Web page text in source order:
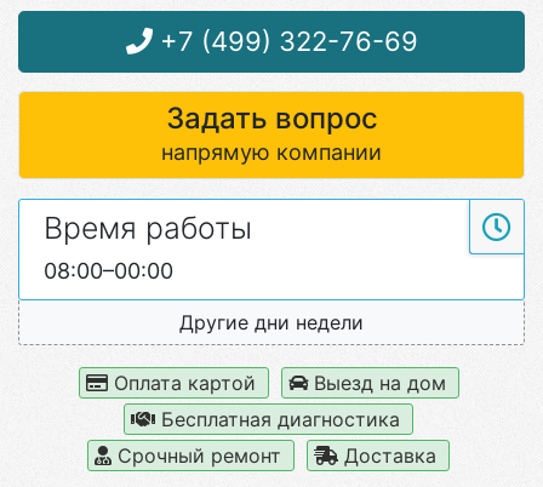
+7 (499) 322-76-69
Задать вопрос
напрямую компании
Время работы
08:00–00:00
Другие дни недели
Оплата картой
Выезд на дом
Бесплатная диагностика
Срочный ремонт
Доставка